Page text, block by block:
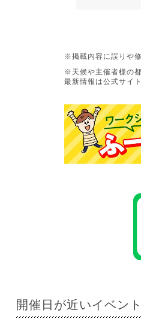
※掲載内容に誤りや
※天候や主催者様の
最新情報は公式サイ
開催日が近いイベント